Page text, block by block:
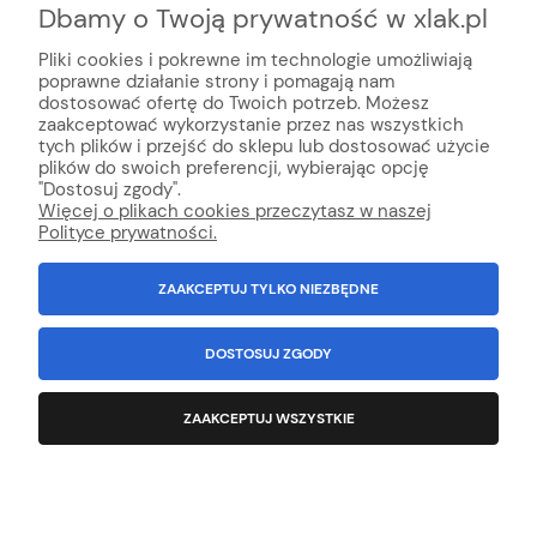
Różowe rękawice nitrylowe MERCATOR Nitrylex
Pink XS
Producent: Mercator Medical
29,90 zł
zawiera 8% VAT, bez kosztów dostawy
DODAJ DO KOSZYKA
Dbamy o Twoją prywatność w xlak.pl
Pliki cookies i pokrewne im technologie umożliwiają
poprawne działanie strony i pomagają nam
dostosować ofertę do Twoich potrzeb. Możesz
zaakceptować wykorzystanie przez nas wszystkich
tych plików i przejść do sklepu lub dostosować użycie
plików do swoich preferencji, wybierając opcję
"Dostosuj zgody".
Więcej o plikach cookies przeczytasz w naszej
Polityce prywatności.
ZAAKCEPTUJ TYLKO NIEZBĘDNE
DOSTOSUJ ZGODY
ZAAKCEPTUJ WSZYSTKIE